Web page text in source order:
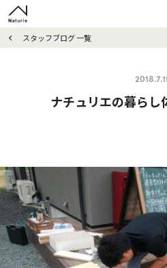
スタッフブログ 一覧
ナチュリエの暮ら